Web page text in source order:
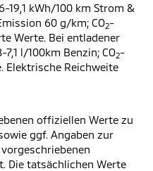
19,1 kWh/100 km Strom &
60 g/km; CO2-
Werte. Bei entladener
l/100km Benzin; CO2-
Elektrische Reichweite
offiziellen Werte zu
ggf. Angaben zur
Die tatsächlichen Werte